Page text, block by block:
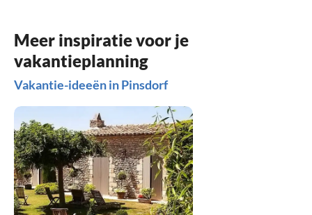
Meer inspiratie voor je
vakantieplanning
Vakantie-ideeën in Pinsdorf